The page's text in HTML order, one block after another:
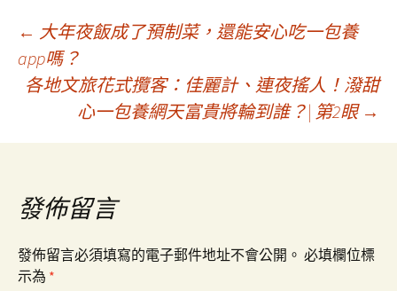
文
章
導
覽
← 大年夜飯成了預制菜，還能安心吃一包養
app嗎？
各地文旅花式攬客：佳麗計、連夜搖人！潑甜
心一包養網天富貴將輪到誰？| 第2眼 →
發佈留言
發佈留言必須填寫的電子郵件地址不會公開。 必填欄位標
示為 *